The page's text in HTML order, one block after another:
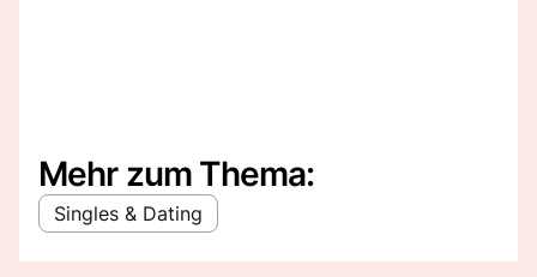
Mehr zum Thema:
Singles & Dating